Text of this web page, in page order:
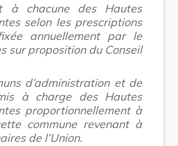
à chacune des Hautes
selon les prescriptions
annuellement par le
sur proposition du Conseil
d’administration et de
à charge des Hautes
proportionnellement à
commune revenant à
de l’Union.